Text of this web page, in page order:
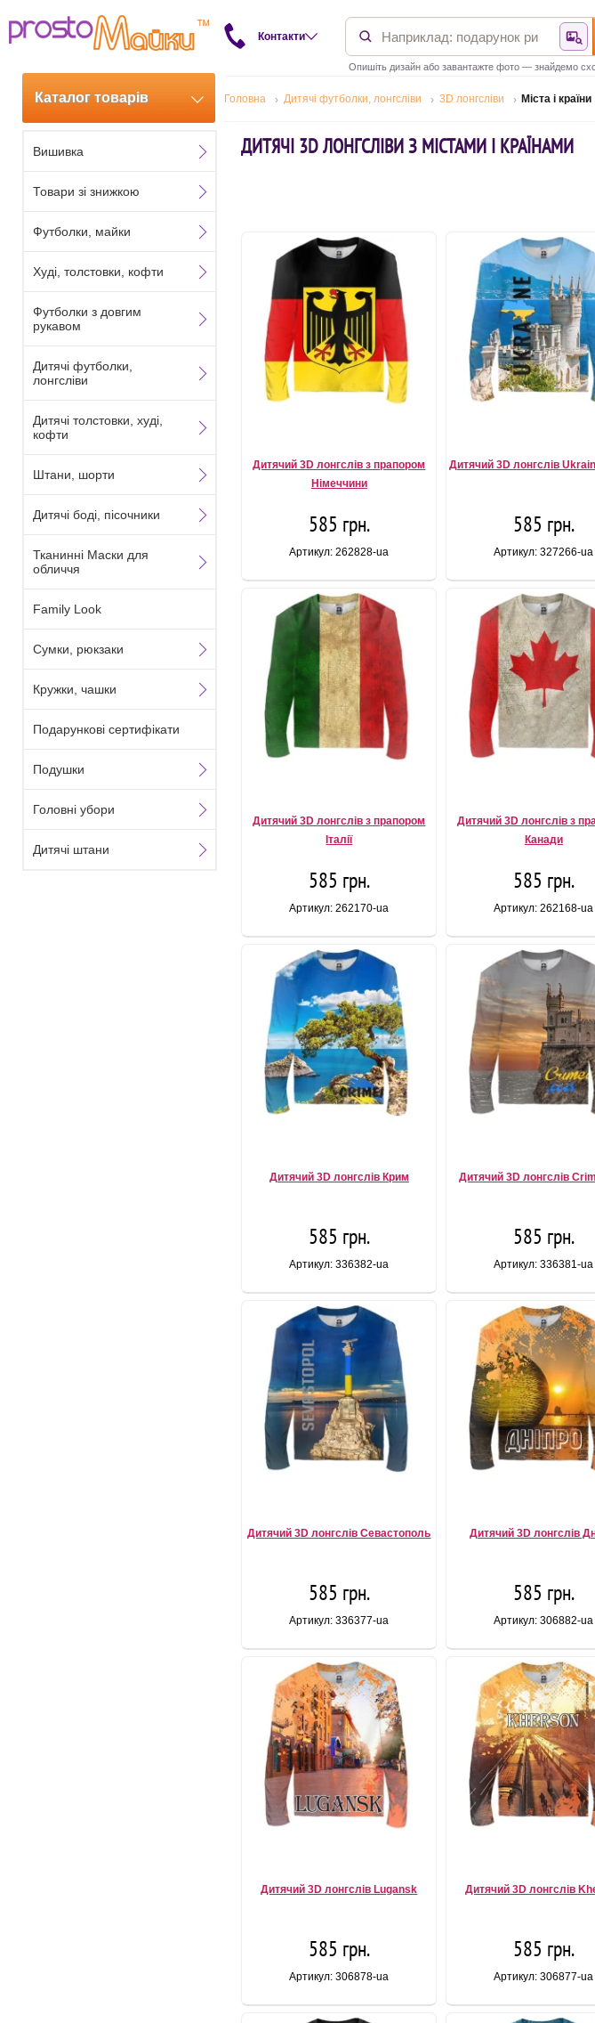
Контакти
Опишіть дизайн або завантажте фото — знайдемо
Каталог товарів Головна Дитячі футболки, лонгсліви 3D лонгсліви Міста і країни
ДИТЯЧІ 3D ЛОНГСЛІВИ З МІСТАМИ І КРАЇНАМИ
Дитячий 3D лонгслів з прапором
Німеччини
585 грн.
Артикул: 262828-ua
Дитячий 3D лонгслів
585 грн.
Артикул: 327266-ua
Дитячий 3D лонгслів з прапором
Італії
585 грн.
Артикул: 262170-ua
Дитячий 3D лонгслів з
Канади
585 грн.
Артикул: 262168-ua
Дитячий 3D лонгслів Крим
585 грн.
Артикул: 336382-ua
Дитячий 3D лонгслів
585 грн.
Артикул: 336381-ua
Дитячий 3D лонгслів Севастополь
585 грн.
Артикул: 336377-ua
Дитячий 3D лонгслів
585 грн.
Артикул: 306882-ua
Дитячий 3D лонгслів Lugansk
585 грн.
Артикул: 306878-ua
Дитячий 3D лонгслів
585 грн.
Артикул: 306877-ua
Вишивка
Товари зі знижкою
Футболки, майки
Худі, толстовки, кофти
Футболки з довгим
рукавом
Дитячі футболки,
лонгсліви
Дитячі толстовки, худі,
кофти
Штани, шорти
Дитячі боді, пісочники
Тканинні Маски для
обличчя
Family Look
Сумки, рюкзаки
Кружки, чашки
Подарункові сертифікати
Подушки
Головні убори
Дитячі штани